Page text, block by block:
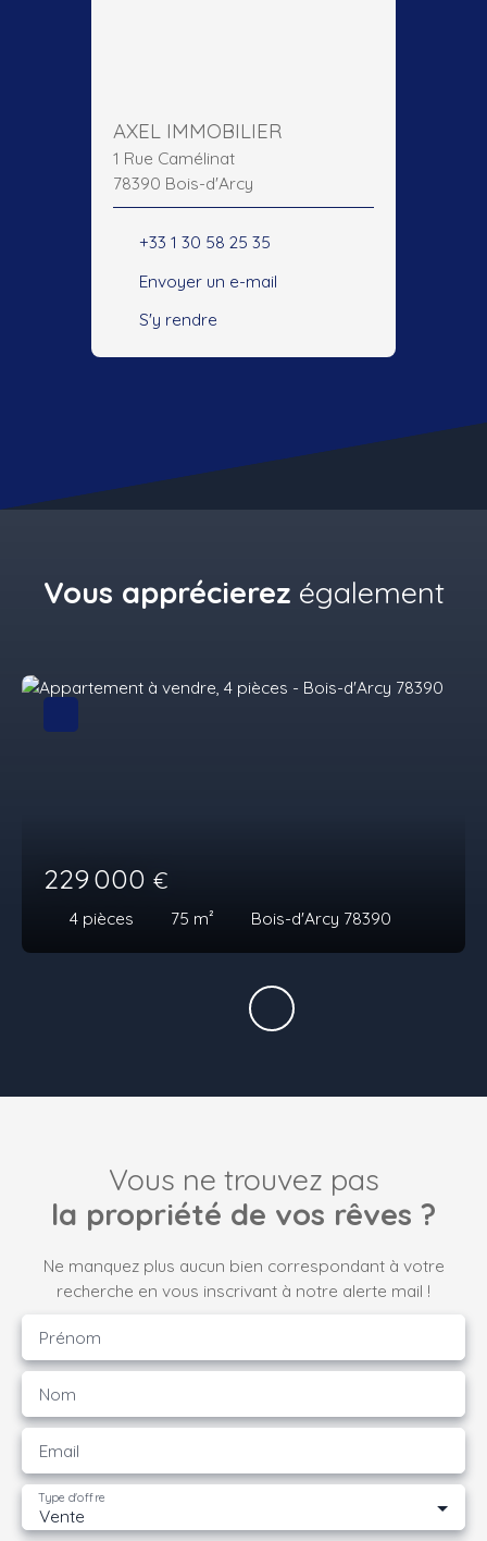
AXEL IMMOBILIER
1 Rue Camélinat
78390 Bois-d'Arcy
+33 1 30 58 25 35
Envoyer un e-mail
S'y rendre
Vous apprécierez également
229 000 €
4 pièces 75 m² Bois-d'Arcy 78390
Vous ne trouvez pas
la propriété de vos rêves ?
Ne manquez plus aucun bien correspondant à votre
recherche en vous inscrivant à notre alerte mail !
Prénom
Nom
Email
Vente
Type d'offre